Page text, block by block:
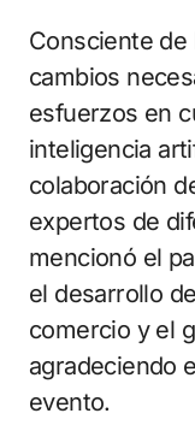
Consciente de
cambios
esfuerzos en
inteligencia
colaboración
expertos de
mencionó el
el desarrollo
comercio y el
agradeciendo
evento.